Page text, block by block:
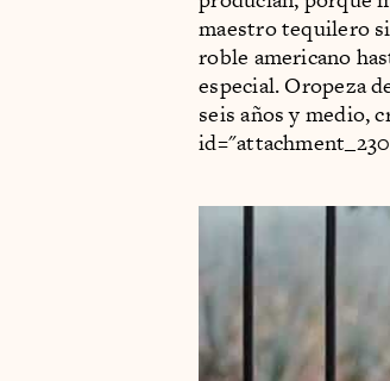
maestro tequilero
roble americano
especial. Oropeza
seis años y medio,